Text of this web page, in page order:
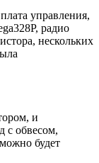
управления,
радио
нескольких
и
с обвесом,
будет